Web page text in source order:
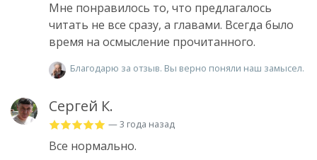
Мне понравилось то, что предлагалось
читать не все сразу, а главами. Всегда было
время на осмысление прочитанного.
Благодарю за отзыв. Вы верно поняли наш замысел.
Сергей К.
— 3 года назад
Все нормально.